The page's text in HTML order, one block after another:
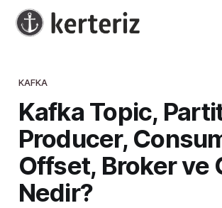
KAFKA
Kafka Topic,
Producer,
Offset, Broker ve
Nedir?